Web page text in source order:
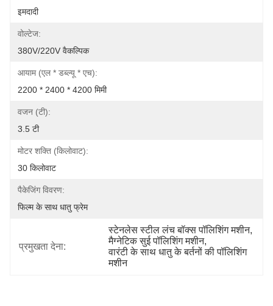
इमदादी
वोल्टेज:
380V/220V वैकल्पिक
आयाम (एल * डब्ल्यू * एच):
2200 * 2400 * 4200 मिमी
वजन (टी):
3.5 टी
मोटर शक्ति (किलोवाट):
30 किलोवाट
पैकेजिंग विवरण:
फिल्म के साथ धातु फ्रेम
प्रमुखता देना:
स्टेनलेस स्टील लंच बॉक्स पॉलिशिंग मशीन
मैग्नेटिक सुई पॉलिशिंग मशीन,
वारंटी के साथ धातु के बर्तनों की पॉलिशिंग
मशीन